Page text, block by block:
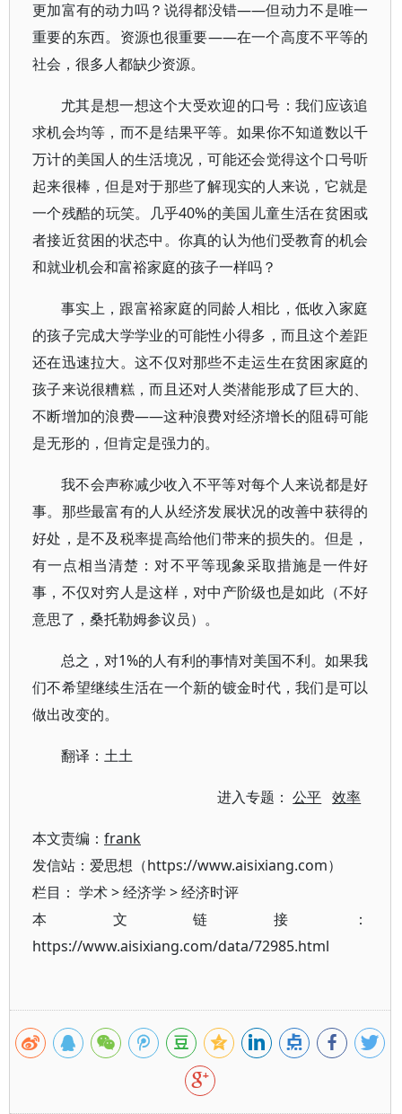
更加富有的动力吗？说得都没错——但动力不是唯一
重要的东西。资源也很重要——在一个高度不平等的
社会，很多人都缺少资源。
尤其是想一想这个大受欢迎的口号：我们应该追
求机会均等，而不是结果平等。如果你不知道数以千
万计的美国人的生活境况，可能还会觉得这个口号听
起来很棒，但是对于那些了解现实的人来说，它就是
一个残酷的玩笑。几乎40%的美国儿童生活在贫困或
者接近贫困的状态中。你真的认为他们受教育的机会
和就业机会和富裕家庭的孩子一样吗？
事实上，跟富裕家庭的同龄人相比，低收入家庭
的孩子完成大学学业的可能性小得多，而且这个差距
还在迅速拉大。这不仅对那些不走运生在贫困家庭的
孩子来说很糟糕，而且还对人类潜能形成了巨大的、
不断增加的浪费——这种浪费对经济增长的阻碍可能
是无形的，但肯定是强力的。
我不会声称减少收入不平等对每个人来说都是好
事。那些最富有的人从经济发展状况的改善中获得的
好处，是不及税率提高给他们带来的损失的。但是，
有一点相当清楚：对不平等现象采取措施是一件好
事，不仅对穷人是这样，对中产阶级也是如此（不好
意思了，桑托勒姆参议员）。
总之，对1%的人有利的事情对美国不利。如果我
们不希望继续生活在一个新的镀金时代，我们是可以
做出改变的。
翻译：土土
进入专题：公平 效率
本文责编： frank
发信站：爱思想（https://www.aisixiang.com）
栏目： 学术>经济学 >经济时评
本文链接：
https://www.aisixiang.com/data/72985.html